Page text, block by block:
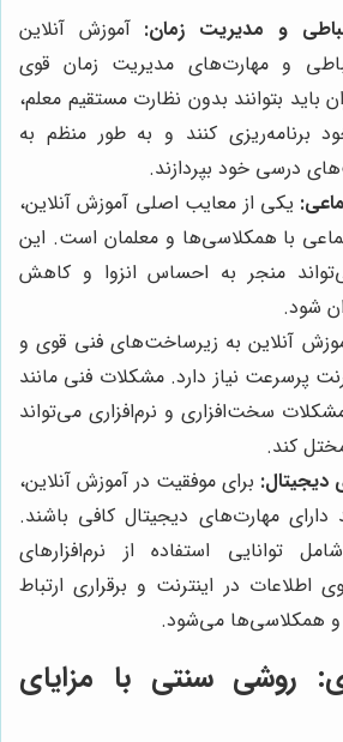
و مدیریت زمان: آموزش آنلاین
و مهارت‌های مدیریت زمان قوی
باید بتوانند بدون نظارت مستقیم معلم،
برنامه‌ریزی کنند و به طور منظم به
درسی خود بپردازند.
یکی از معایب اصلی آموزش آنلاین،
با همکلاسی‌ها و معلمان است. این
منجر به احساس انزوا و کاهش
شود.
آنلاین به زیرساخت‌های فنی قوی و
پرسرعت نیاز دارد. مشکلات فنی مانند
سخت‌افزاری و نرم‌افزاری می‌تواند
کند.
دیجیتال: برای موفقیت در آموزش آنلاین،
دارای مهارت‌های دیجیتال کافی باشند.
توانایی استفاده از نرم‌افزارهای
اطلاعات در اینترنت و برقراری ارتباط
و همکلاسی‌ها می‌شود.
روشی سنتی با مزایای